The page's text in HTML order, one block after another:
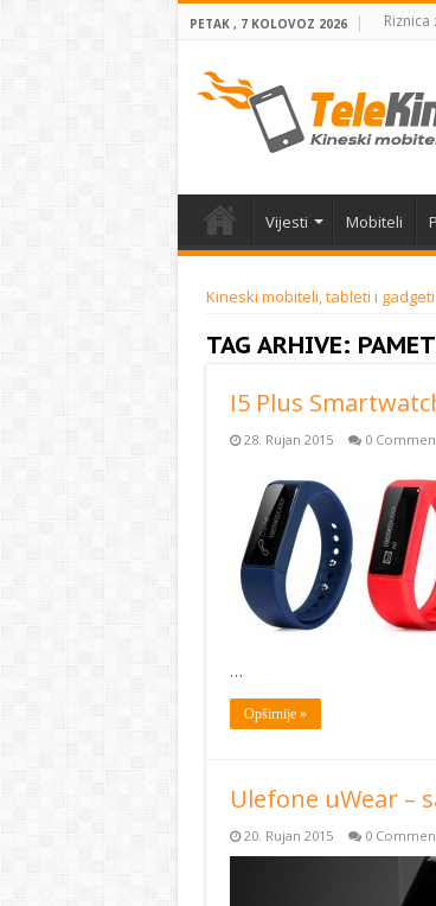
PETAK , 7 KOLOVOZ 2026 Riznica
Vijesti Mobiteli
Kineski mobiteli, tableti i gadgeti
TAG ARHIVE:
I5 Plus
28. Rujan 2015 0
…
Opširnije »
Ulefone uWear –
20. Rujan 2015 0